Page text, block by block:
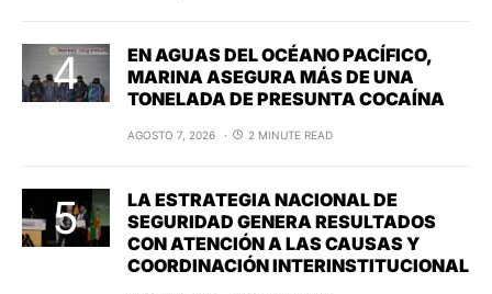
EN AGUAS DEL OCÉANO PACÍFICO,
MARINA ASEGURA MÁS DE UNA
TONELADA DE PRESUNTA COCAÍNA
AGOSTO 7, 2026 2 MINUTE READ
LA ESTRATEGIA NACIONAL DE
SEGURIDAD GENERA RESULTADOS
CON ATENCIÓN A LAS CAUSAS Y
COORDINACIÓN INTERINSTITUCIONAL